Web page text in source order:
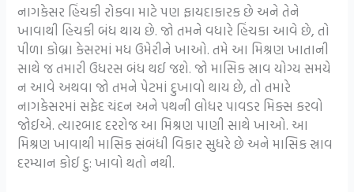
નાગકેસર હિંચકી રોકવા માટે પણ ફાયદાકારક છે અને તેને
ખાવાથી હિચકી બંધ થાય છે. જો તમને વધારે હિંચકા આવે છે, તો
પીળા કોબ્રા કેસરમાં મધ ઉમેરીને ખાઓ. તમે આ મિશ્રણ ખાતાની
સાથે જ તમારી ઉધરસ બંધ થઈ જશે. જો માસિક સ્રાવ યોગ્ય સમયે
ન આવે અથવા જો તમને પેટમાં દુખાવો થાય છે, તો તમારે
નાગકેસરમાં સફેદ ચંદન અને પથની લોધર પાવડર મિક્સ કરવો
જોઈએ. ત્યારબાદ દરરોજ આ મિશ્રણ પાણી સાથે ખાઓ. આ
મિશ્રણ ખાવાથી માસિક સંબંધી વિકાર સુધરે છે અને માસિક સ્રાવ
દરમ્યાન કોઈ દુ: ખાવો થતો નથી.